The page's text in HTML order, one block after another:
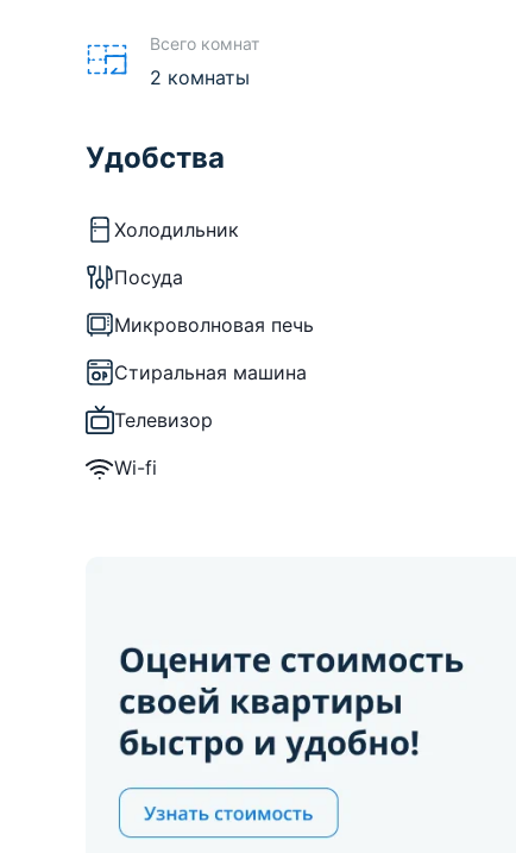
Всего комнат
2 комнаты
Удобства
Холодильник
Посуда
Микроволновая печь
Стиральная машина
Телевизор
Wi-fi